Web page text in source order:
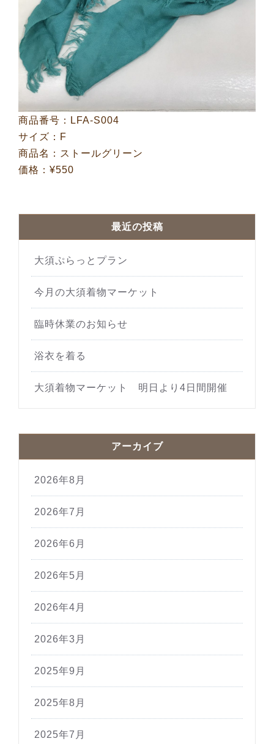
商品番号：LFA-S004
サイズ：F
商品名：ストールグリーン
価格：¥550
最近の投稿
大須ぷらっとプラン
今月の大須着物マーケット
臨時休業のお知らせ
浴衣を着る
大須着物マーケット 明日より4日間開催
アーカイブ
2026年8月
2026年7月
2026年6月
2026年5月
2026年4月
2026年3月
2025年9月
2025年8月
2025年7月